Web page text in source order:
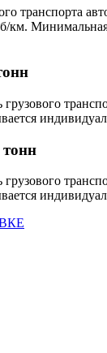
транспорта
км.